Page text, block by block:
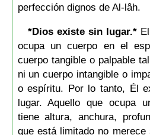
perfección dignos de Al-lâh.
*Dios existe sin lugar.*
ocupa un cuerpo en el
cuerpo tangible o palpable
ni un cuerpo intangible o
o espíritu. Por lo tanto, Él
lugar. Aquello que ocupa
tiene altura, anchura,
que está limitado no merece